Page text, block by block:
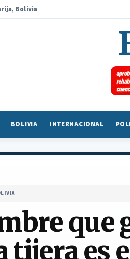
Bolivia
BOLIVIA INTERNACIONAL
que
tijera es